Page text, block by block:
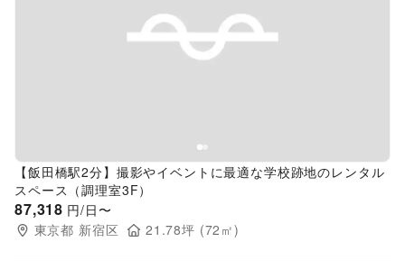
Previous slide
【飯田橋駅2分】撮影やイベントに最適な学校跡地のレンタル
スペース（調理室3F）
87,318 円/日〜
東京都 新宿区 21.78坪 (72 ㎡)